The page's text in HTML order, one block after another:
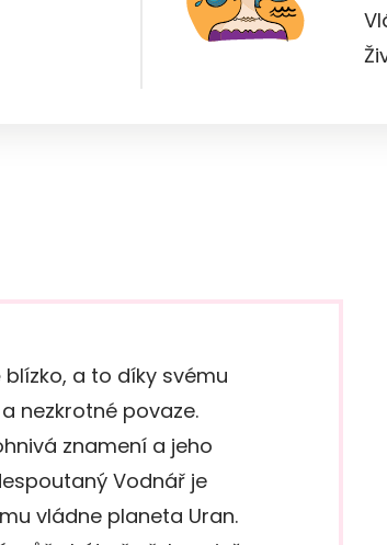
a to díky svému
nezkrotné povaze.
znamení a jeho
Vodnář je
vládne planeta Uran.